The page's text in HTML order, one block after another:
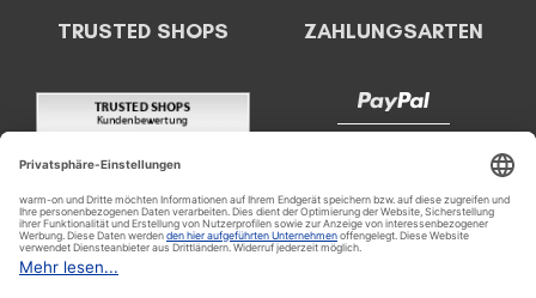
TRUSTED SHOPS ZAHLUNGSARTEN